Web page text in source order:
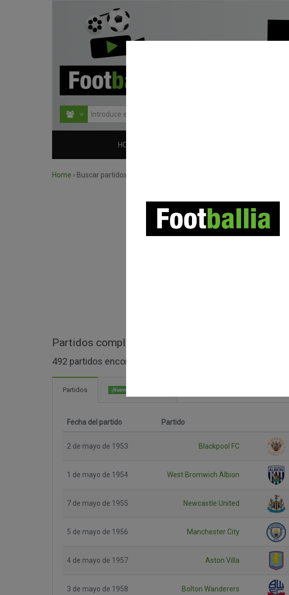
HOME
Home › Buscar partidos por competición
Partidos completos de FA Cup
492 partidos encontrados
Partidos ¡Nuevo!
Fecha del partido Partido
2 de mayo de 1953 Blackpool FC
1 de mayo de 1954 West Bromwich Albion
7 de mayo de 1955 Newcastle United
5 de mayo de 1956 Manchester City
4 de mayo de 1957 Aston Villa
3 de mayo de 1958 Bolton Wanderers